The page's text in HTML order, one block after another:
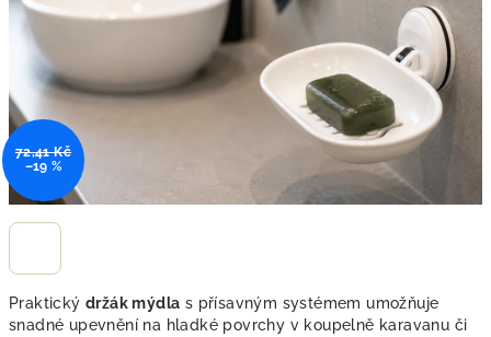
Praktický držák mýdla s přísavným systémem umožňuje
snadné upevnění na hladké povrchy v koupelně karavanu či
72,41 Kč
–19 %